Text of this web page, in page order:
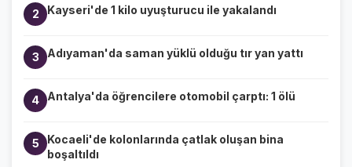
2 Kayseri'de 1 kilo uyuşturucu ile yakalandı
3 Adıyaman'da saman yüklü olduğu tır yan yattı
4 Antalya'da öğrencilere otomobil çarptı: 1 ölü
5
Kocaeli'de kolonlarında çatlak oluşan bina
boşaltıldı